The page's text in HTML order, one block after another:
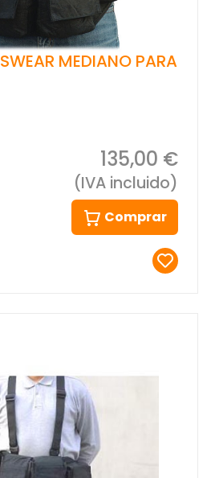
MEDIANO PARA
135,00 €
(IVA incluido)
Comprar